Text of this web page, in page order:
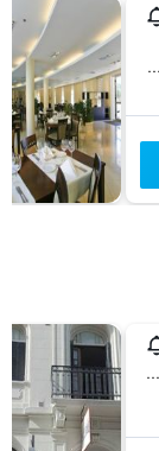
Juan Nepper 5689, قرطبة, محافظة كوردوبا, الأرجنتين
Avenida Colon 1054, قرطبة, محافظة كوردوبا, الأرجنتين